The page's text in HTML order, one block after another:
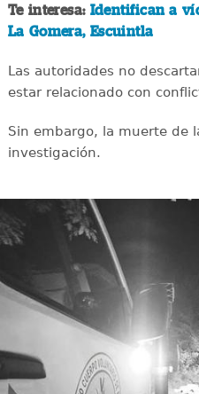
Te interesa: Identifican a
La Gomera, Escuintla
Las autoridades no
estar relacionado con
Sin embargo, la muerte de
investigación.